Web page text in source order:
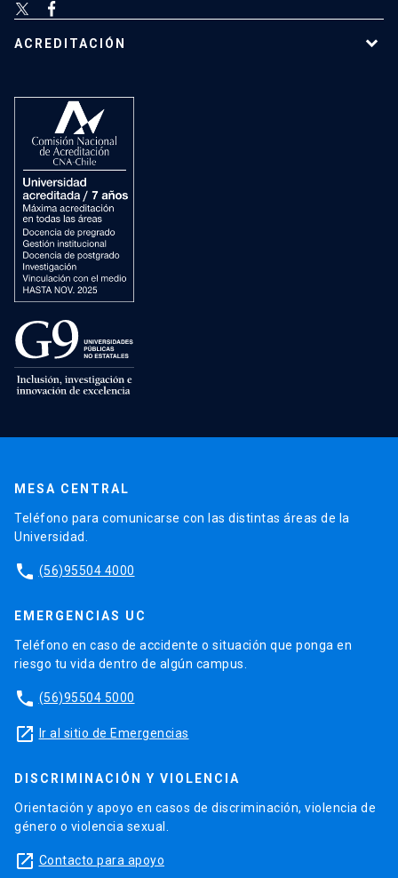
ACREDITACIÓN
MESA CENTRAL
Teléfono para comunicarse con las distintas áreas de la
Universidad.
phone (56)95504 4000
EMERGENCIAS UC
Teléfono en caso de accidente o situación que ponga en
riesgo tu vida dentro de algún campus.
phone (56)95504 5000
launch Ir al sitio de Emergencias
DISCRIMINACIÓN Y VIOLENCIA
Orientación y apoyo en casos de discriminación, violencia de
género o violencia sexual.
launch Contacto para apoyo